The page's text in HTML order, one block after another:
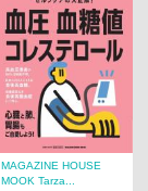
MAGAZINE HOUSE
MOOK Tarza...